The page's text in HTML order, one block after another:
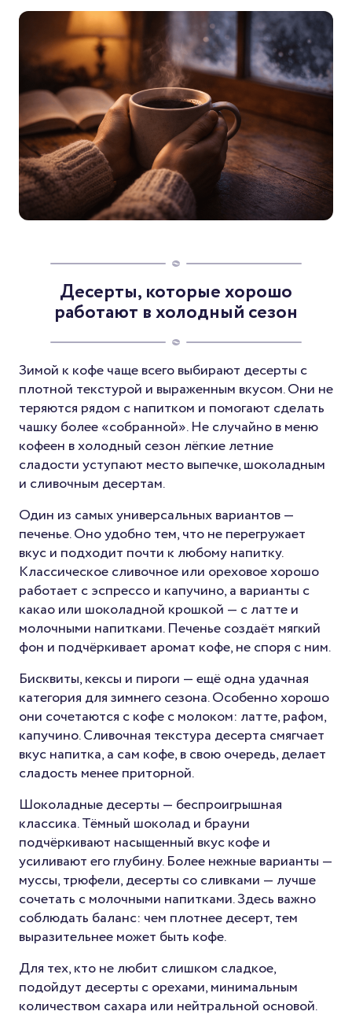
Десерты, которые хорошо
работают в холодный сезон
Зимой к кофе чаще всего выбирают десерты с
плотной текстурой и выраженным вкусом. Они не
теряются рядом с напитком и помогают сделать
чашку более «собранной». Не случайно в меню
кофеен в холодный сезон лёгкие летние
сладости уступают место выпечке, шоколадным
и сливочным десертам.
Один из самых универсальных вариантов —
печенье. Оно удобно тем, что не перегружает
вкус и подходит почти к любому напитку.
Классическое сливочное или ореховое хорошо
работает с эспрессо и капучино, а варианты с
какао или шоколадной крошкой — с латте и
молочными напитками. Печенье создаёт мягкий
фон и подчёркивает аромат кофе, не споря с ним.
Бисквиты, кексы и пироги — ещё одна удачная
категория для зимнего сезона. Особенно хорошо
они сочетаются с кофе с молоком: латте, рафом,
капучино. Сливочная текстура десерта смягчает
вкус напитка, а сам кофе, в свою очередь, делает
сладость менее приторной.
Шоколадные десерты — беспроигрышная
классика. Тёмный шоколад и брауни
подчёркивают насыщенный вкус кофе и
усиливают его глубину. Более нежные варианты —
муссы, трюфели, десерты со сливками — лучше
сочетать с молочными напитками. Здесь важно
соблюдать баланс: чем плотнее десерт, тем
выразительнее может быть кофе.
Для тех, кто не любит слишком сладкое,
подойдут десерты с орехами, минимальным
количеством сахара или нейтральной основой.